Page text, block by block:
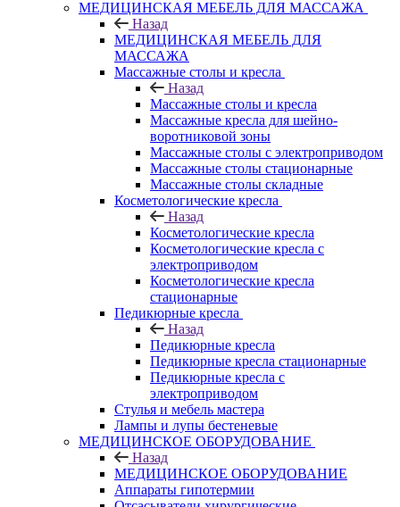
МЕДИЦИНСКАЯ МЕБЕЛЬ ДЛЯ МАССАЖА
Назад
МЕДИЦИНСКАЯ МЕБЕЛЬ ДЛЯ
МАССАЖА
Массажные столы и кресла
Назад
Массажные столы и кресла
Массажные кресла для шейно-
воротниковой зоны
Массажные столы с электроприводом
Массажные столы стационарные
Массажные столы складные
Косметологические кресла
Назад
Косметологические кресла
Косметологические кресла с
электроприводом
Косметологические кресла
стационарные
Педикюрные кресла
Назад
Педикюрные кресла
Педикюрные кресла стационарные
Педикюрные кресла с
электроприводом
Стулья и мебель мастера
Лампы и лупы бестеневые
МЕДИЦИНСКОЕ ОБОРУДОВАНИЕ
Назад
МЕДИЦИНСКОЕ ОБОРУДОВАНИЕ
Аппараты гипотермии